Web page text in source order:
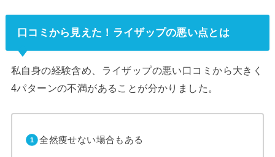
口コミから見えた！ライザップの悪い点とは
私自身の経験含め、ライザップの悪い口コミから大きく
4パターンの不満があることが分かりました。
全然痩せない場合もある